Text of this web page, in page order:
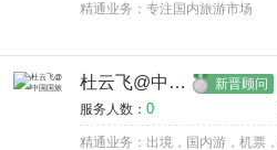
精通业务：专注国内旅游市场
杜云飞@中国国旅 新晋顾问
服务人数： 0
精通业务：出境，国内游，机票